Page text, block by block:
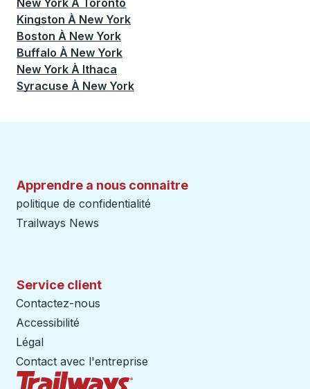
New York À Toronto
Kingston À New York
Boston À New York
Buffalo À New York
New York À Ithaca
Syracuse À New York
Apprendre a nous connaitre
politique de confidentialité
Trailways News
Service client
Contactez-nous
Accessibilité
Légal
Contact avec l'entreprise